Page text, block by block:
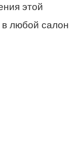
этой
любой салон